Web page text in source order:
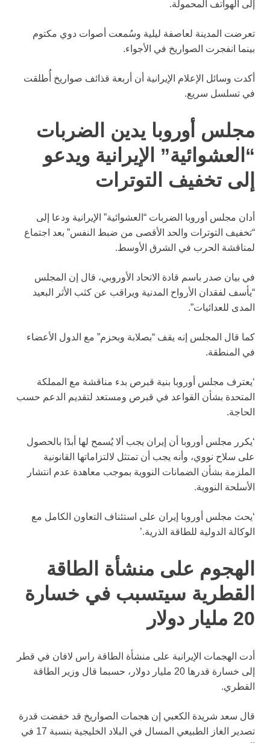
إلى الهواتف المحمولة.
تعرضت المدينة لعاصفة ليلية وسُمعت أصوات دوي مكتوم
بينما انفجرت الصواريخ في الأجواء.
أكدت وسائل الإعلام الإيرانية أن أربعة قذائف صواريخ أُطلقت
في تسلسل سريع.
مجلس أوروبا يدين الضربات
“العشوائية” الإيرانية ويدعو
إلى تخفيف التوترات
أدان مجلس أوروبا الضربات “العشوائية” الإيرانية ودعا إلى
“تخفيف التوترات والحد الأقصى من ضبط النفس” بعد اجتماع
لمناقشة الحرب في الشرق الأوسط.
في بيان صدر باسم قادة الاتحاد الأوروبي، قال إن المجلس
“يأسف لفقدان الأرواح المدنية ويراقب عن كثب الأثر البعيد
المدى للعدائيات”.
كما قال المجلس إنه يقف “بصلابة وبحزم” مع الدول الأعضاء
في المنطقة.
‘يعترف مجلس أوروبا بنية قبرص بدء مناقشة مع المملكة
المتحدة بشأن القواعد في قبرص ومستعد لتقديم الدعم حسب
الحاجة.
‘يكرر مجلس أوروبا أن إيران يجب ألا يُسمح لها أبدًا بالحصول
على سلاح نووي، وأنه يجب أن تمتثل لالتزاماتها القانونية
الملزمة بشأن الضمانات النووية بموجب معاهدة عدم انتشار
الأسلحة النووية.
‘يحث مجلس أوروبا إيران على استئناف التعاون الكامل مع
الوكالة الدولية للطاقة الذرية.’
الهجوم على منشأة الطاقة
القطرية سيتسبب في خسارة
20 مليار دولار
أدت الهجمات الإيرانية على منشأة الطاقة راس لافان في قطر
إلى خسارة قدرها 20 مليار دولار، حسبما قال وزير الطاقة
القطري.
قال سعد شريدة الكعبي إن هجمات الصواريخ قد خفضت قدرة
تصدير الغاز الطبيعي المسال في البلاد الخليجية بنسبة 17 في